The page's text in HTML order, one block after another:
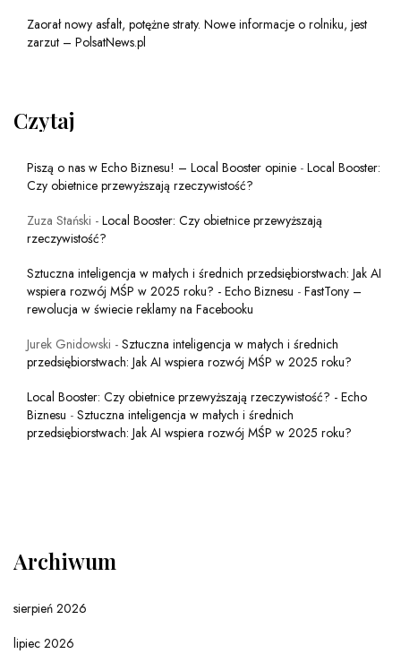
Zaorał nowy asfalt, potężne straty. Nowe informacje o rolniku, jest
zarzut – PolsatNews.pl
Czytaj
Piszą o nas w Echo Biznesu! – Local Booster opinie - Local Booster:
Czy obietnice przewyższają rzeczywistość?
Zuza Stański - Local Booster: Czy obietnice przewyższają
rzeczywistość?
Sztuczna inteligencja w małych i średnich przedsiębiorstwach: Jak AI
wspiera rozwój MŚP w 2025 roku? - Echo Biznesu - FastTony –
rewolucja w świecie reklamy na Facebooku
Jurek Gnidowski - Sztuczna inteligencja w małych i średnich
przedsiębiorstwach: Jak AI wspiera rozwój MŚP w 2025 roku?
Local Booster: Czy obietnice przewyższają rzeczywistość? - Echo
Biznesu - Sztuczna inteligencja w małych i średnich
przedsiębiorstwach: Jak AI wspiera rozwój MŚP w 2025 roku?
Archiwum
sierpień 2026
lipiec 2026